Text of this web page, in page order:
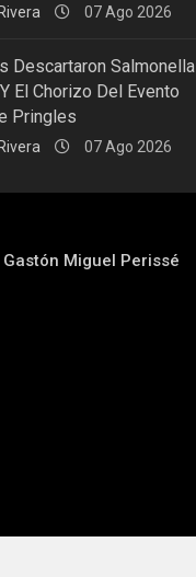
07 Ago 2026
Descartaron Salmonella
El Chorizo Del Evento
Pringles
07 Ago 2026
Miguel Perissé